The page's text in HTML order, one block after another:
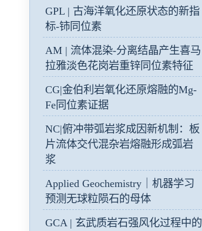
GPL | 古海洋氧化还原状态的新指
标-铈同位素
AM | 流体混染-分离结晶产生喜马
拉雅淡色花岗岩重锌同位素特征
CG|金伯利岩氧化还原熔融的Mg-
Fe同位素证据
NC|俯冲带弧岩浆成因新机制：板
片流体交代混杂岩熔融形成弧岩
浆
Applied Geochemistry｜机器学习
预测无球粒陨石的母体
GCA | 玄武质岩石强风化过程中的